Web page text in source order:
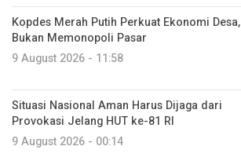
Kopdes Merah Putih Perkuat Ekonomi Desa,
Bukan Memonopoli Pasar
9 August 2026 - 11:58
Situasi Nasional Aman Harus Dijaga dari
Provokasi Jelang HUT ke-81 RI
9 August 2026 - 00:14